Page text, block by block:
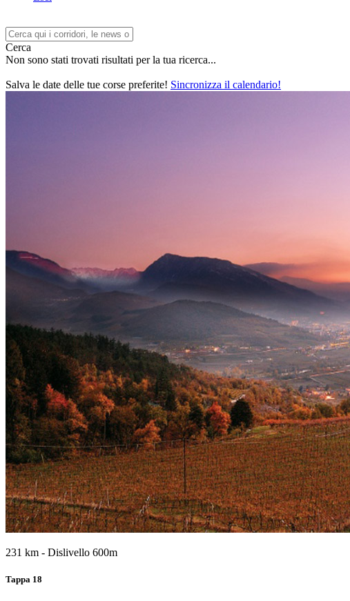
Cerca
Non sono stati trovati risultati per la tua ricerca...
Salva le date delle tue corse preferite! Sincronizza il calendario!
231 km - Dislivello 600m
Tappa 18